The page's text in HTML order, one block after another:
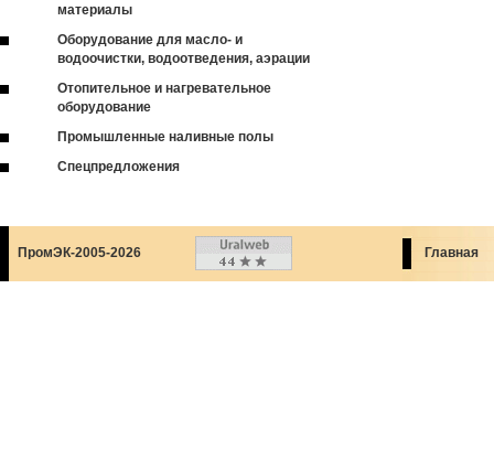
материалы
Оборудование для масло- и
водоочистки, водоотведения, аэрации
Отопительное и нагревательное
оборудование
Промышленные наливные полы
Спецпредложения
ПромЭК-2005-2026 Главная